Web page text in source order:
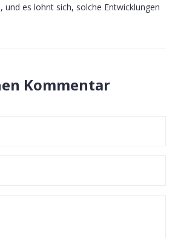
und es lohnt sich, solche Entwicklungen
Kommentar